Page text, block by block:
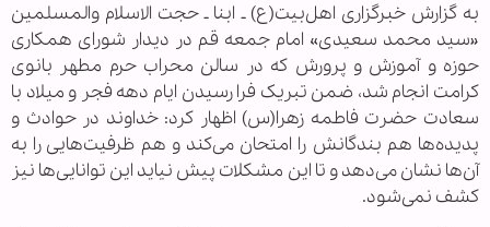
به گزارش خبرگزاری اهل‌بیت(ع) ـ ابنا ـ حجت الاسلام والمسلمین
«سید محمد سعیدی» امام جمعه قم در دیدار شورای همکاری
حوزه و آموزش و پرورش که در سالن محراب حرم مطهر بانوی
کرامت انجام شد، ضمن تبریک فرا رسیدن ایام دهه فجر و میلاد با
سعادت حضرت فاطمه زهرا(س) اظهار کرد: خداوند در حوادث و
پدیده‌ها هم بندگانش را امتحان می‌کند و هم ظرفیت‌هایی را به
آن‌ها نشان می‌دهد و تا این مشکلات پیش نیاید این توانایی‌ها نیز
کشف نمی‌شود.